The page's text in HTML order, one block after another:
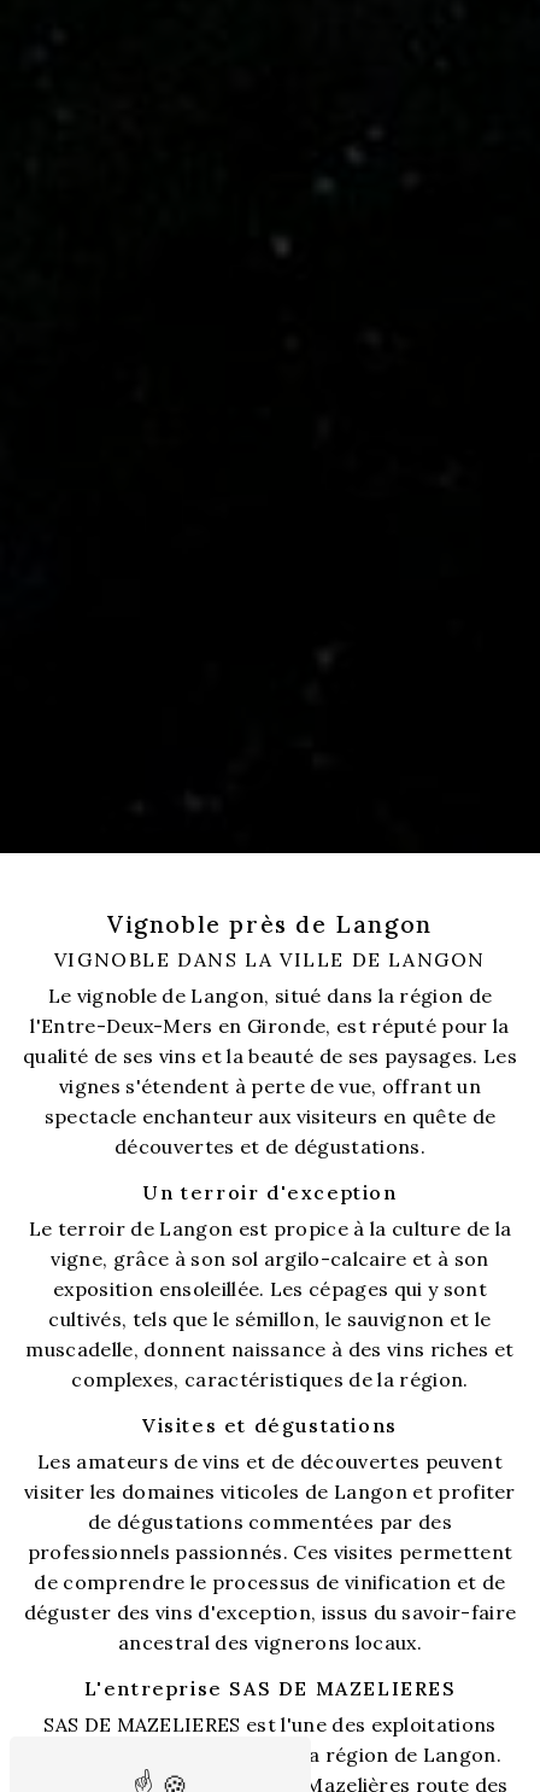
Vignoble près de Langon
VIGNOBLE DANS LA VILLE DE LANGON
Le vignoble de Langon, situé dans la région de
l'Entre-Deux-Mers en Gironde, est réputé pour la
qualité de ses vins et la beauté de ses paysages. Les
vignes s'étendent à perte de vue, offrant un
spectacle enchanteur aux visiteurs en quête de
découvertes et de dégustations.
Un terroir d'exception
Le terroir de Langon est propice à la culture de la
vigne, grâce à son sol argilo-calcaire et à son
exposition ensoleillée. Les cépages qui y sont
cultivés, tels que le sémillon, le sauvignon et le
muscadelle, donnent naissance à des vins riches et
complexes, caractéristiques de la région.
Visites et dégustations
Les amateurs de vins et de découvertes peuvent
visiter les domaines viticoles de Langon et profiter
de dégustations commentées par des
professionnels passionnés. Ces visites permettent
de comprendre le processus de vinification et de
déguster des vins d'exception, issus du savoir-faire
ancestral des vignerons locaux.
L'entreprise SAS DE MAZELIERES
SAS DE MAZELIERES est l'une des exploitations
viticoles emblématiques de la région de Langon.
Située à l'adresse 91 lieu-dit Mazelières route des